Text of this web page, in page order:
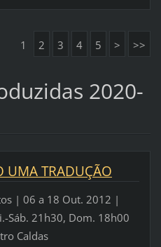
1 2 3 4 5 > >>
2020-
UMA TRADUÇÃO
| 06 a 18 Out. 2012 |
Sáb. 21h30, Dom. 18h00
Caldas